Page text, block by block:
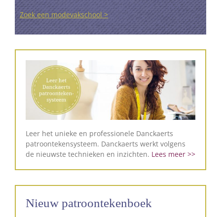
Zoek een modevakschool >
Leer het unieke en professionele Danckaerts
patroontekensysteem. Danckaerts werkt volgens
de nieuwste technieken en inzichten. Lees meer >>
Nieuw patroontekenboek